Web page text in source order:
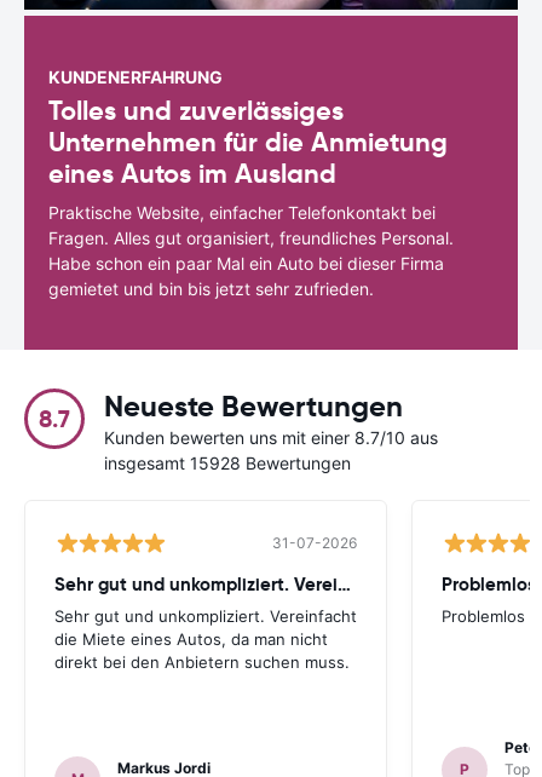
KUNDENERFAHRUNG
Tolles und zuverlässiges
Unternehmen für die Anmietung
eines Autos im Ausland
Praktische Website, einfacher Telefonkontakt bei
Fragen. Alles gut organisiert, freundliches Personal.
Habe schon ein paar Mal ein Auto bei dieser Firma
gemietet und bin bis jetzt sehr zufrieden.
8.7 Neueste Bewertungen
Kunden bewerten uns mit einer 8.7/10 aus
insgesamt 15928 Bewertungen
31-07-2026
Sehr gut und unkompliziert. Vereinfacht
Sehr gut und unkompliziert. Vereinfacht
die Miete eines Autos, da man nicht
direkt bei den Anbietern suchen muss.
Markus Jordi
Problemlos
Problemlos
P